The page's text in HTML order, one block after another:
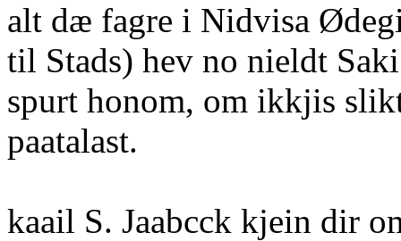
alt dæ fagre i Nidvisa
til Stads) hev no nieldt
spurt honom, om ikkjis
paatalast.
kaail S. Jaabcck kjein dir